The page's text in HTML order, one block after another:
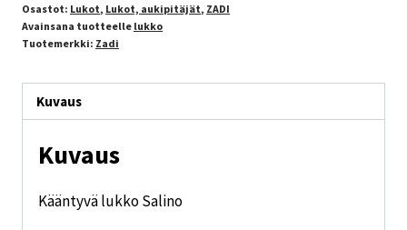
Osastot: Lukot, Lukot, aukipitäjät, ZADI
Avainsana tuotteelle lukko
Tuotemerkki: Zadi
Kuvaus
Kuvaus
Kääntyvä lukko Salino